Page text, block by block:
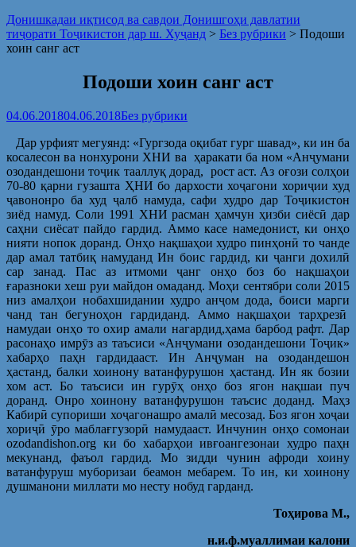
Донишкадаи иқтисод ва савдои Донишгоҳи давлатии
тиҷорати Тоҷикистон дар ш. Хуҷанд > Без рубрики > Подоши
хоин санг аст
Подоши хоин санг аст
04.06.201804.06.2018Без рубрики
Дар урфият мегуянд: «Гургзода оқибат гург шавад», ки ин ба
косалесон ва нонхурони ХНИ ва ҳаракати ба ном «Анҷумани
озодандешони тоҷик тааллуқ дорад, рост аст. Аз оғози солҳои
70-80 қарни гузашта ҲНИ бо дархости хоҷагони хориҷии худ
ҷавононро ба худ ҷалб намуда, сафи худро дар Тоҷикистон
зиёд намуд. Соли 1991 ХНИ расман ҳамчун ҳизби сиёсӣ дар
саҳни сиёсат пайдо гардид. Аммо касе намедонист, ки онҳо
нияти нопок доранд. Онҳо нақшаҳои худро пинҳонӣ то чанде
дар амал татбиқ намуданд Ин боис гардид, ки ҷанги дохилӣ
сар занад. Пас аз итмоми ҷанг онҳо боз бо нақшаҳои
ғаразноки хеш руи майдон омаданд. Моҳи сентябри соли 2015
низ амалҳои нобахшидании худро анҷом дода, боиси марги
чанд тан бегуноҳон гардиданд. Аммо нақшаҳои тарҳрезӣ
намудаи онҳо то охир амали нагардид,ҳама барбод рафт. Дар
расонаҳо имрӯз аз таъсиси «Анҷумани озодандешони Тоҷик»
хабарҳо паҳн гардидааст. Ин Анҷуман на озодандешон
ҳастанд, балки хоинону ватанфурушон ҳастанд. Ин як бозии
хом аст. Бо таъсиси ин гурӯҳ онҳо боз ягон нақшаи пуч
доранд. Онро хоинону ватанфурушон таъсис доданд. Маҳз
Кабирӣ супориши хоҷагонашро амалӣ месозад. Боз ягон хоҷаи
хориҷӣ ӯро маблағгузорӣ намудааст. Инчунин онҳо сомонаи
ozodandishon.org ки бо хабарҳои ивғоангезонаи худро паҳн
мекунанд, фаъол гардид. Мо зидди чунин афроди хоину
ватанфуруш муборизаи беамон мебарем. То ин, ки хоинону
душманони миллати мо несту нобуд гарданд.
Тоҳирова М.,
н.и.ф.муаллимаи калони